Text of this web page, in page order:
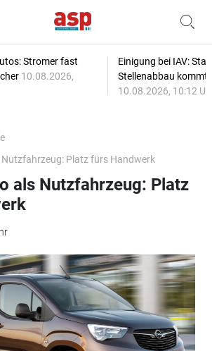
Stromer fast
10.08.2026,
Einigung bei IAV:
Stellenabbau kommt
10.08.2026, 10:12
Nutzfahrzeug: Platz fürs Handwerk
als Nutzfahrzeug: Platz